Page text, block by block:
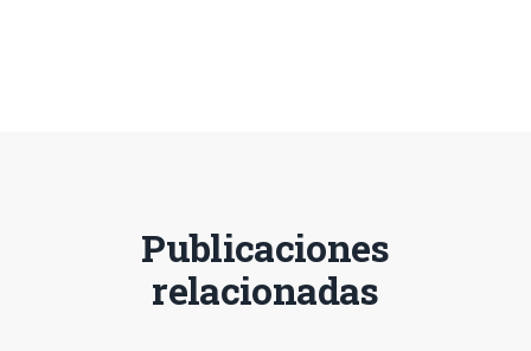
Publicaciones
relacionadas